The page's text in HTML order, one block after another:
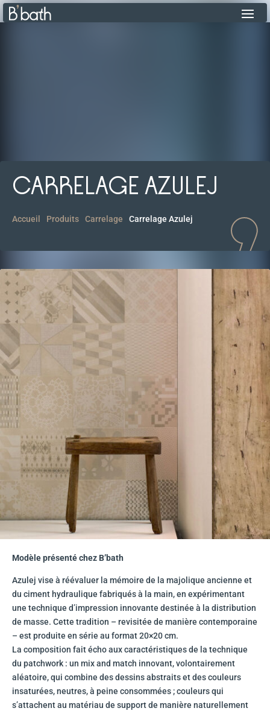
CARRELAGE AZULEJ
Accueil Produits Carrelage Carrelage Azulej
Modèle présenté chez B’bath
Azulej vise à réévaluer la mémoire de la majolique ancienne et
du ciment hydraulique fabriqués à la main, en expérimentant
une technique d’impression innovante destinée à la distribution
de masse. Cette tradition – revisitée de manière contemporaine
– est produite en série au format 20×20 cm.
La composition fait écho aux caractéristiques de la technique
du patchwork : un mix and match innovant, volontairement
aléatoire, qui combine des dessins abstraits et des couleurs
insaturées, neutres, à peine consommées ; couleurs qui
s’attachent au matériau de support de manière naturellement